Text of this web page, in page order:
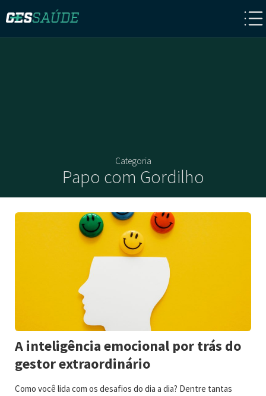
Categoria
Papo com Gordilho
A inteligência emocional por trás do
gestor extraordinário
Como você lida com os desafios do dia a dia? Dentre tantas